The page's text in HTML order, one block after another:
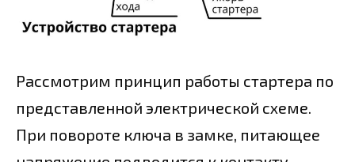
Рассмотрим принцип работы стартера по
представленной электрической схеме.
При повороте ключа в замке, питающее